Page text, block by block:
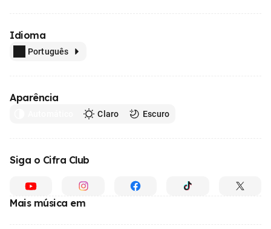
Idioma
Português
Aparência
Claro Escuro
Siga o Cifra Club
Mais música em